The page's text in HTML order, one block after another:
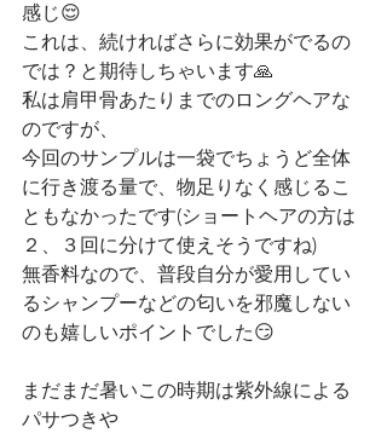
感じ😌
これは、続ければさらに効果がでるの
では？と期待しちゃいます🙏
私は肩甲骨あたりまでのロングヘアな
のですが、
今回のサンプルは一袋でちょうど全体
に行き渡る量で、物足りなく感じるこ
ともなかったです(ショートヘアの方は
２、３回に分けて使えそうですね)
無香料なので、普段自分が愛用してい
るシャンプーなどの匂いを邪魔しない
のも嬉しいポイントでした😏
まだまだ暑いこの時期は紫外線による
パサつきや